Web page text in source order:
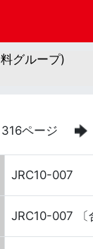
グループ)
ページ
JRC10-007
JRC10-007 〔